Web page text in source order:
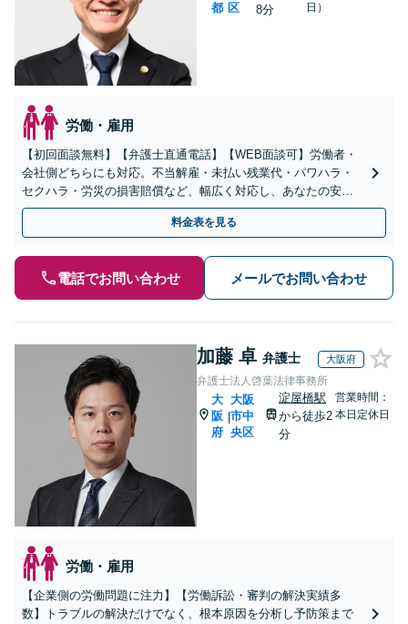
都 区
8分
日）
労働・雇用
【初回面談無料】【弁護士直通電話】【WEB面談可】労働者・
会社側どちらにも対応。不当解雇・未払い残業代・パワハラ・
セクハラ・労災の損害賠償など、幅広く対応し、あなたの安心
できるパートナーとして迅速サポート【休日・夜間・当日相談
料金表を見る
電話でお問い合わせ メールでお問い合わせ
加藤 卓 弁護士 大阪府
弁護士法人啓葉法律事務所
大
阪
府
|
大阪
市中
央区
淀屋橋駅
から徒歩2
分
営業時間：
本日定休日
労働・雇用
【企業側の労働問題に注力】【労働訴訟・審判の解決実績多
数】トラブルの解決だけでなく、根本原因を分析し予防策まで